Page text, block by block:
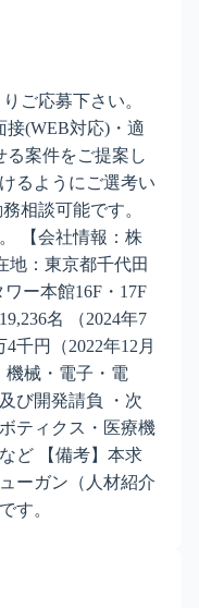
ご応募下さい。
(WEB対応)・適
案件をご提案し
るようにご選考い
相談可能です。
【会社情報：株
地：東京都千代田
ー本館16F・17F
名 （2024年7
千円（2022年12月
機械・電子・電
び開発請負 ・次
ティクス・医療機
ど 【備考】本求
ーガン（人材紹介
す。